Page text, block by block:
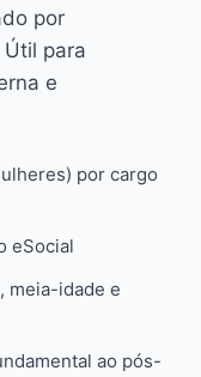
por
para
e
por cargo
eSocial
meia-idade e
ao pós-